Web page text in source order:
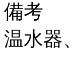
備考
温水器
全室